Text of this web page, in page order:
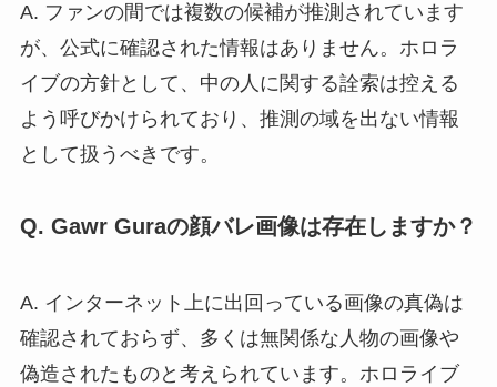
A. ファンの間では複数の候補が推測されています
が、公式に確認された情報はありません。ホロラ
イブの方針として、中の人に関する詮索は控える
よう呼びかけられており、推測の域を出ない情報
として扱うべきです。
Q. Gawr Guraの顔バレ画像は存在しますか？
A. インターネット上に出回っている画像の真偽は
確認されておらず、多くは無関係な人物の画像や
偽造されたものと考えられています。ホロライブ